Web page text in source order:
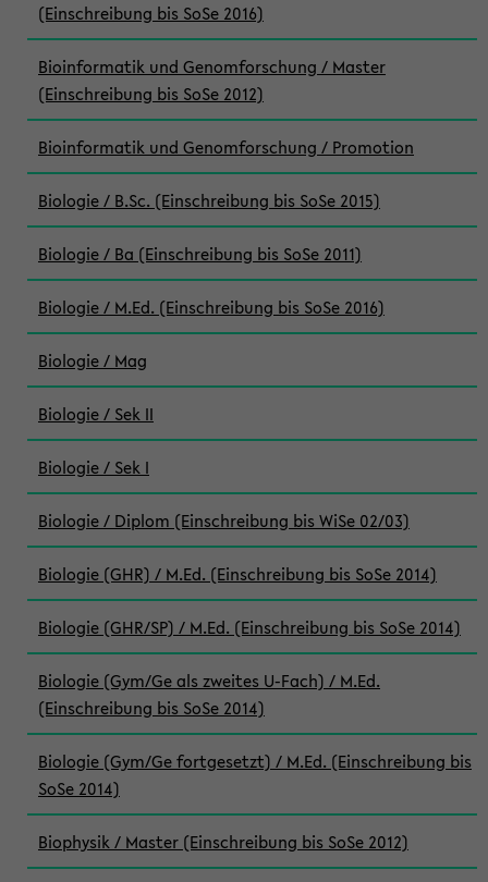
(Einschreibung bis SoSe 2016)
Bioinformatik und Genomforschung / Master
(Einschreibung bis SoSe 2012)
Bioinformatik und Genomforschung / Promotion
Biologie / B.Sc. (Einschreibung bis SoSe 2015)
Biologie / Ba (Einschreibung bis SoSe 2011)
Biologie / M.Ed. (Einschreibung bis SoSe 2016)
Biologie / Mag
Biologie / Sek II
Biologie / Sek I
Biologie / Diplom (Einschreibung bis WiSe 02/03)
Biologie (GHR) / M.Ed. (Einschreibung bis SoSe 2014)
Biologie (GHR/SP) / M.Ed. (Einschreibung bis SoSe 2014)
Biologie (Gym/Ge als zweites U-Fach) / M.Ed.
(Einschreibung bis SoSe 2014)
Biologie (Gym/Ge fortgesetzt) / M.Ed. (Einschreibung bis
SoSe 2014)
Biophysik / Master (Einschreibung bis SoSe 2012)